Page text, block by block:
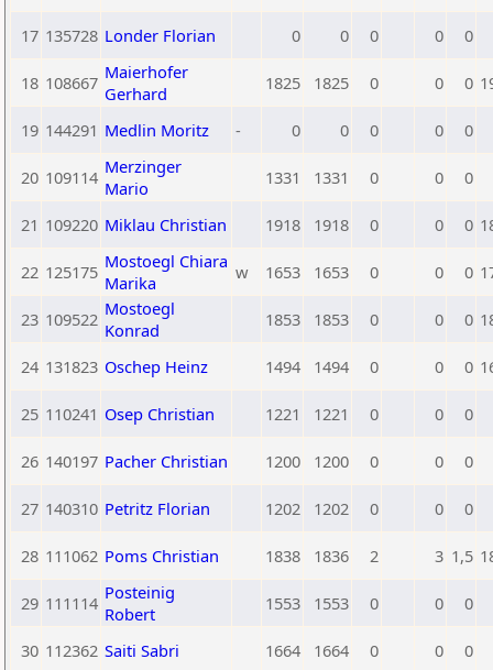
17 135728 Londer Florian 0 0 0 0 0
18 108667 Maierhofer
Gerhard
1825 1825 0 0 0
19 144291 Medlin Moritz - 0 0 0 0 0
20 109114 Merzinger
Mario
1331 1331 0 0 0
21 109220 Miklau Christian 1918 1918 0 0 0
22 125175 Mostoegl Chiara
Marika
w 1653 1653 0 0 0
23 109522 Mostoegl
Konrad
1853 1853 0 0 0
24 131823 Oschep Heinz 1494 1494 0 0 0
25 110241 Osep Christian 1221 1221 0 0 0
26 140197 Pacher Christian 1200 1200 0 0 0
27 140310 Petritz Florian 1202 1202 0 0 0
28 111062 Poms Christian 1838 1836 2 3 1,5
29 111114 Posteinig
Robert
1553 1553 0 0 0
30 112362 Saiti Sabri 1664 1664 0 0 0